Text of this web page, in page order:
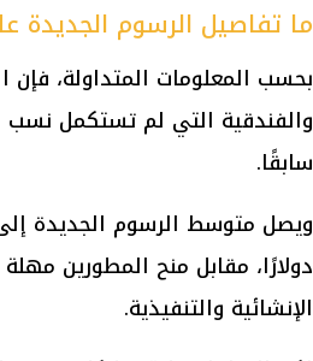
ما تفاصيل الرسوم الجديدة
بحسب المعلومات المتداولة،
والفندقية التي لم تستكمل نسب
سابقًا.
دولارًا، مقابل منح المطورين
الإنشائية والتنفيذية.